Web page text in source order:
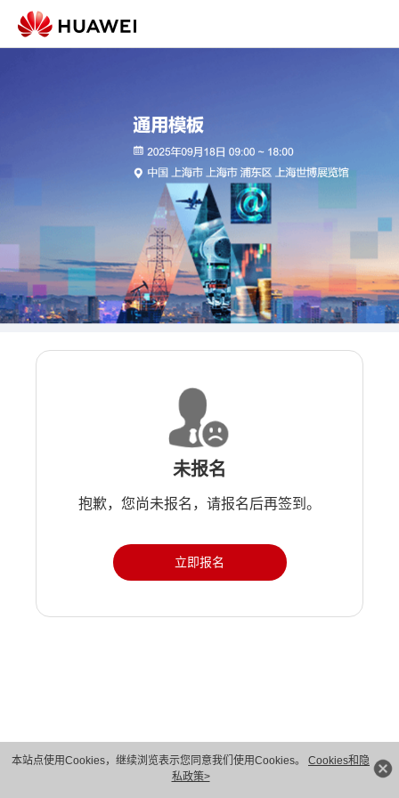
本站点使用Cookies，继续浏览表示您同意我们使用Cookies。 Cookies和隐
私政策>
未报名
抱歉，您尚未报名，请报名后再签到。
立即报名
版权所有 © 华为技术有限公司 1998-2026。 保留一切权利。粤A2-20044005号
隐私保护
法律声明